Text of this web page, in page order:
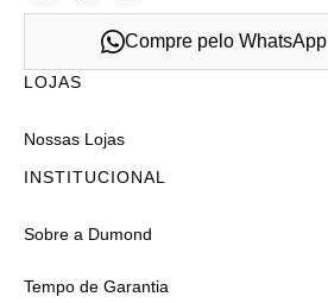
Compre pelo WhatsApp
LOJAS
Nossas Lojas
INSTITUCIONAL
Sobre a Dumond
Tempo de Garantia